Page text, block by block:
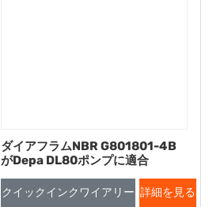
ダイアフラムNBR G801801-4B
がDepa DL80ポンプに適合
クイックインクワイアリー 詳細を見る